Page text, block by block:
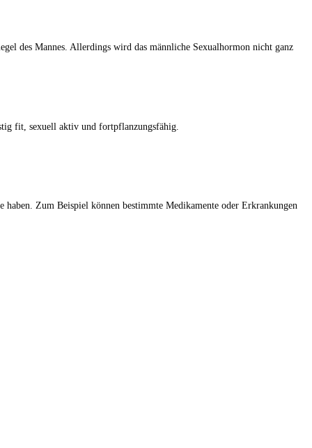
des Mannes. Allerdings wird das männliche Sexualhormon nicht ganz
fit, sexuell aktiv und fortpflanzungsfähig.
Zum Beispiel können bestimmte Medikamente oder Erkrankungen